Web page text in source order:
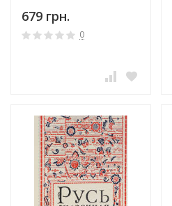
679 грн.
0